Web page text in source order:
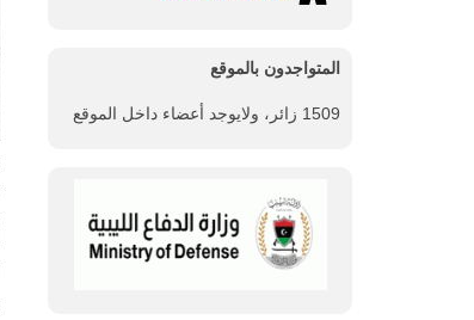
المتواجدون بالموقع
1509 زائر، ولايوجد أعضاء داخل الموقع